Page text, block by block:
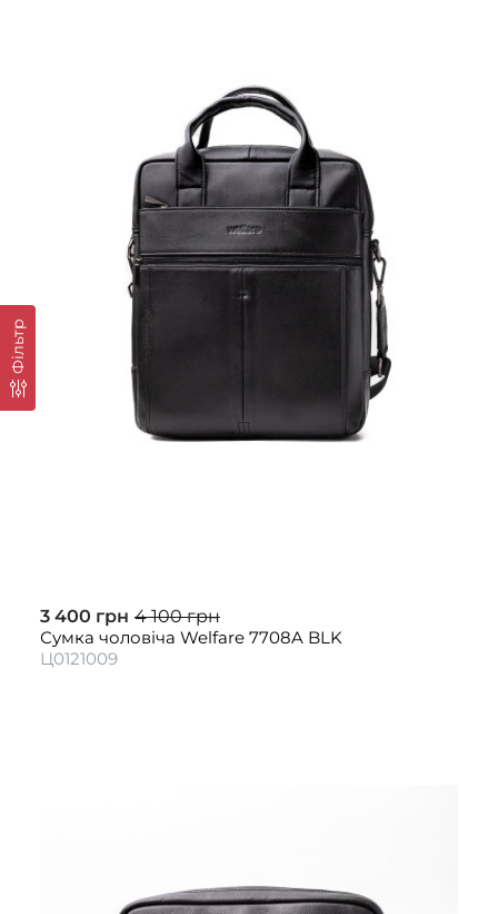
Фільтр
3 400 грн 4 100 грн
Сумка чоловіча Welfare 7708A BLK
Ц0121009